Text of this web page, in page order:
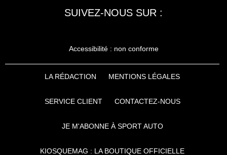
SUIVEZ-NOUS SUR :
Accessibilité : non conforme
LA RÉDACTION MENTIONS LÉGALES
SERVICE CLIENT CONTACTEZ-NOUS
JE M'ABONNE À SPORT AUTO
KIOSQUEMAG : LA BOUTIQUE OFFICIELLE